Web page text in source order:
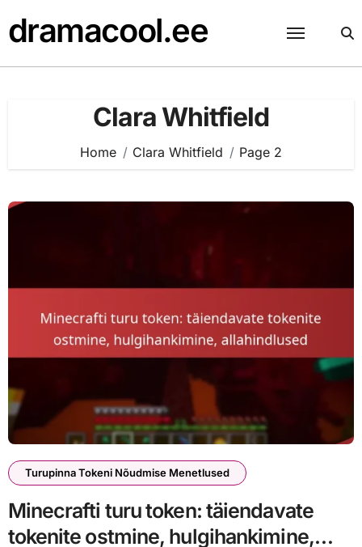
to
content
dramacool.ee
Clara Whitfield
Home Clara Whitfield Page 2
Turupinna Tokeni Nõudmise Menetlused
Minecrafti turu token: täiendavate
tokenite ostmine, hulgihankimine,